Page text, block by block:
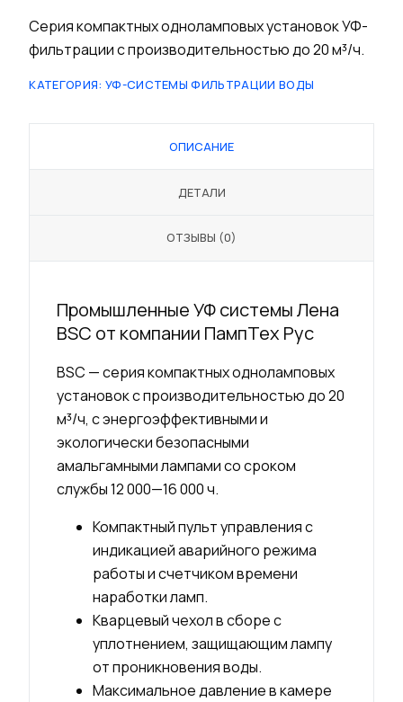
Серия компактных одноламповых установок УФ-
фильтрации с производительностью до 20 м³/ч.
КАТЕГОРИЯ: УФ-СИСТЕМЫ ФИЛЬТРАЦИИ ВОДЫ
ОПИСАНИЕ
ДЕТАЛИ
ОТЗЫВЫ (0)
Промышленные УФ системы Лена
BSC от компании ПампТех Рус
BSC — серия компактных одноламповых
установок с производительностью до 20
м³/ч, с энергоэффективными и
экологически безопасными
амальгамными лампами со сроком
службы 12 000—16 000 ч.
Компактный пульт управления с
индикацией аварийного режима
работы и счетчиком времени
наработки ламп.
Кварцевый чехол в сборе с
уплотнением, защищающим лампу
от проникновения воды.
Максимальное давление в камере